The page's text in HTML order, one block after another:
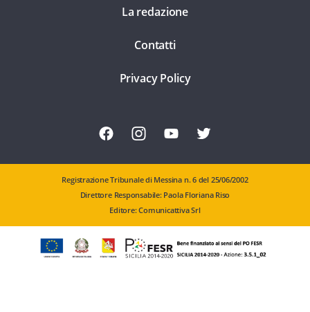
La redazione
Contatti
Privacy Policy
Registrazione Tribunale di Messina n. 6 del 25/06/2002
Direttore Responsabile: Paola Floriana Riso
Editore: Comunicattiva Srl